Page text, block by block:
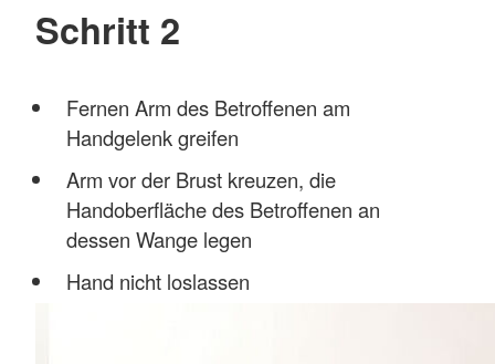
Schritt 2
Fernen Arm des Betroffenen am
Handgelenk greifen
Arm vor der Brust kreuzen, die
Handoberfläche des Betroffenen an
dessen Wange legen
Hand nicht loslassen